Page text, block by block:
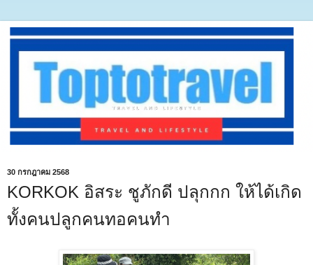
30 กรกฎาคม 2568
KORKOK อิสระ ชูภักดี ปลุกกก ให้ได้เกิด
ทั้งคนปลูกคนทอคนทำ